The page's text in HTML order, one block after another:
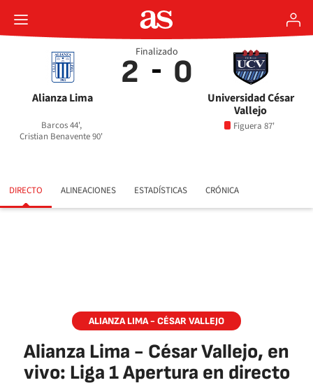
Alianza Lima
2
Barcos 44',
Cristian Benavente 90'
Universidad César
Vallejo
0
Figuera 87'
Finalizado
DIRECTO ALINEACIONES ESTADÍSTICAS CRÓNICA
ALIANZA LIMA - CÉSAR VALLEJO
Alianza Lima - César Vallejo, en
vivo: Liga 1 Apertura en directo